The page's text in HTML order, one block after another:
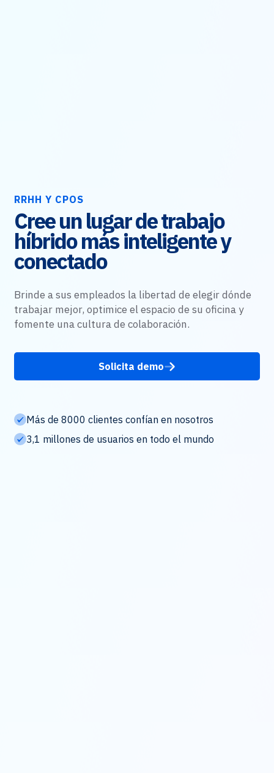
RRHH Y CPOS
Cree un lugar de trabajo
híbrido más inteligente y
conectado
Brinde a sus empleados la libertad de elegir dónde
trabajar mejor, optimice el espacio de su oficina y
fomente una cultura de colaboración.
Solicita demo
Más de 8000 clientes confían en nosotros
3,1 millones de usuarios en todo el mundo